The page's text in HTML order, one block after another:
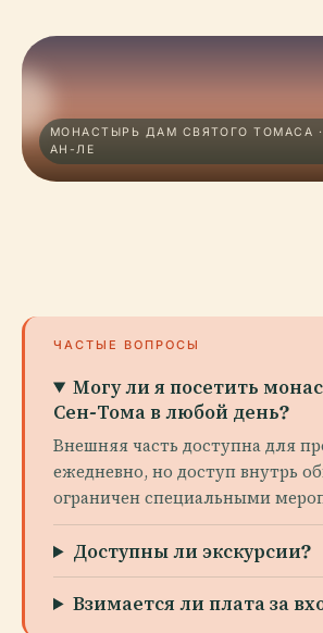
МОНАСТЫРЬ ДАМ СВЯТОГО ТОМАСА
АН-ЛЕ
ЧАСТЫЕ ВОПРОСЫ
Могу ли я посетить
Сен-Тома в любой день?
Внешняя часть доступна для
ежедневно, но доступ внутрь
ограничен специальными
Доступны ли экскурсии?
Взимается ли плата за